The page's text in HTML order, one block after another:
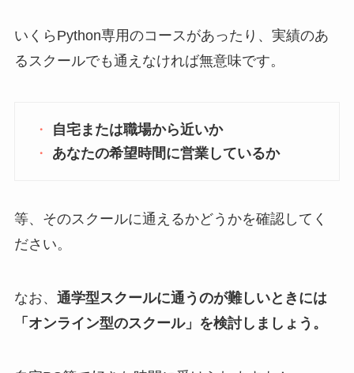
いくらPython専用のコースがあったり、実績のあ
るスクールでも通えなければ無意味です。
自宅または職場から近いか
あなたの希望時間に営業しているか
等、そのスクールに通えるかどうかを確認してく
ださい。
なお、 通学型スクールに通うのが難しいときには
「オンライン型のスクール」を検討しましょう。